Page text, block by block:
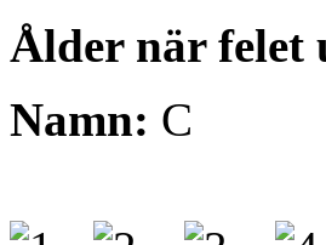
Ålder när felet
Namn: C